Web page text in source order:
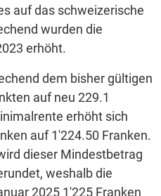
auf das schweizerische
wurden die
erhöht.
dem bisher gültigen
auf neu 229.1
erhöht sich
auf 1'224.50 Franken.
dieser Mindestbetrag
weshalb die
2025 1'225 Franken